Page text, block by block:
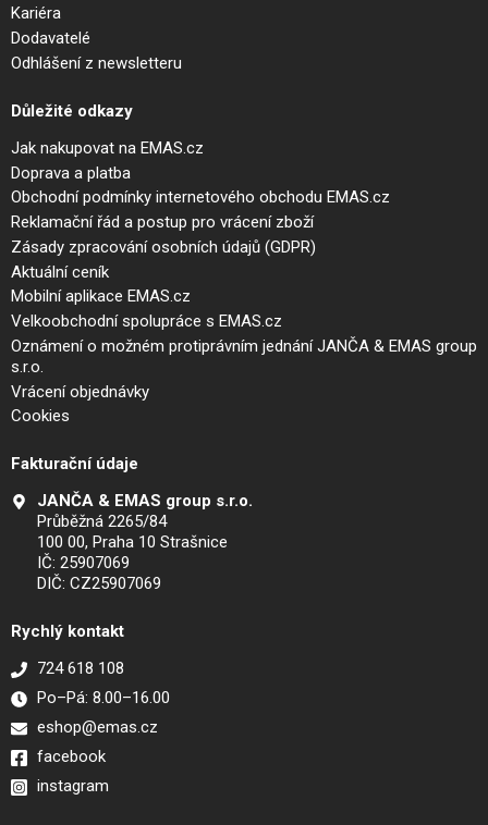
Kariéra
Dodavatelé
Odhlášení z newsletteru
Důležité odkazy
Jak nakupovat na EMAS.cz
Doprava a platba
Obchodní podmínky internetového obchodu EMAS.cz
Reklamační řád a postup pro vrácení zboží
Zásady zpracování osobních údajů (GDPR)
Aktuální ceník
Mobilní aplikace EMAS.cz
Velkoobchodní spolupráce s EMAS.cz
Oznámení o možném protiprávním jednání JANČA & EMAS group
s.r.o.
Vrácení objednávky
Cookies
Fakturační údaje
JANČA & EMAS group s.r.o.
Průběžná 2265/84
100 00, Praha 10 Strašnice
IČ: 25907069
DIČ: CZ25907069
Rychlý kontakt
724 618 108
Po–Pá: 8.00–16.00
eshop@emas.cz
facebook
instagram